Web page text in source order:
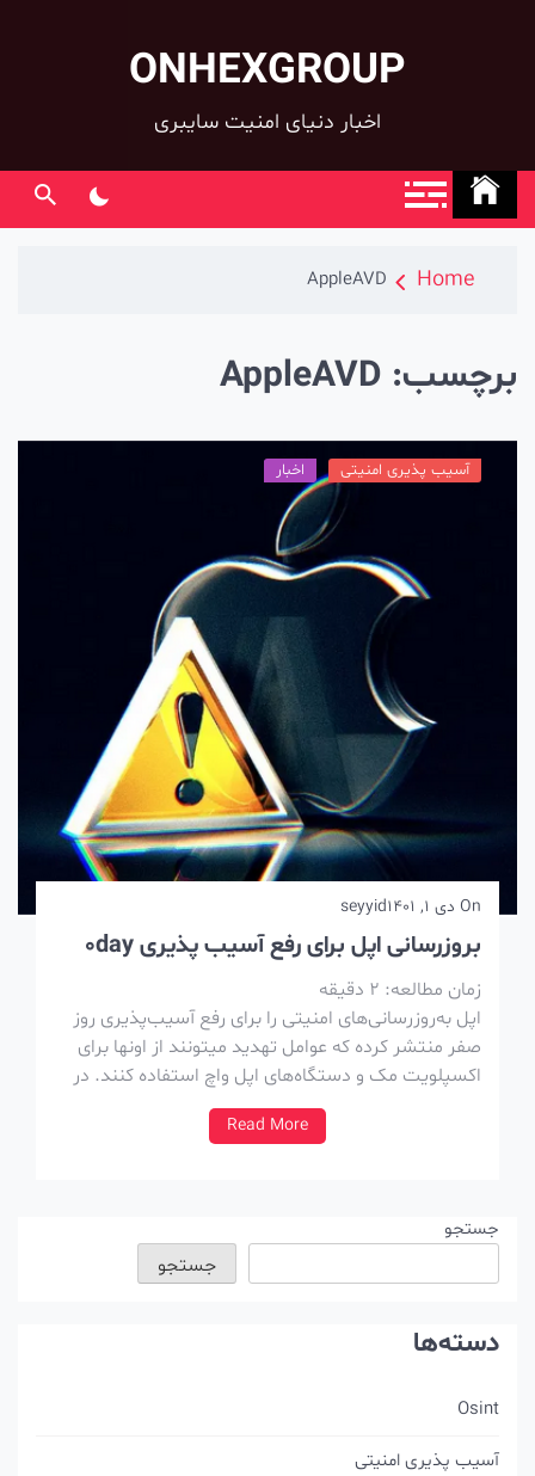
ONHEXGROUP
اخبار دنیای امنیت سایبری
Home
AppleAVD
AppleAVD
آسیب پذیری امنیتی اخبار
دی 1, 1401 seyyid
بروزرسانی اپل برای رفع آسیب پذیری 0day
زمان مطالعه:2دقیقه
اپل به‌روزرسانی‌های امنیتی را برای رفع آسیب‌پذیری روز
صفر منتشر کرده که عوامل تهدید میتونند از اونها برای
اکسپلویت مک و دستگاه‌های اپل واچ استفاده کنند. در
هشداری که اپل روز دوشنبه منتشر کرده اعلام شده که
براساس گزارشهایی که بدستش رسیده احتمالا این آسیب
Read More
جستجو
جستجو
دسته‌ها
Osint
آسیب پذیری امنیتی